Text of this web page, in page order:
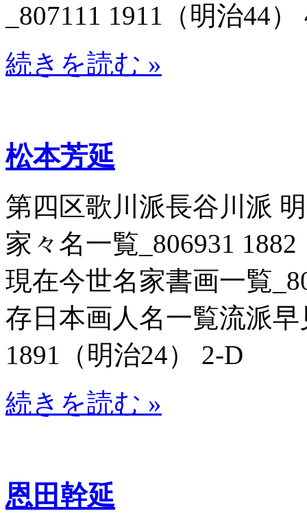
_807111 1911（明治44）
続きを読む »
松本芳延
第四区歌川派長谷川派
家々名一覧_806931
現在今世名家書画一覧
存日本画人名一覧流派
1891（明治24） 2-D
続きを読む »
恩田幹延